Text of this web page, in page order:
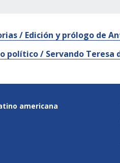
/ Edición y prólogo de
político / Servando Teresa
americana